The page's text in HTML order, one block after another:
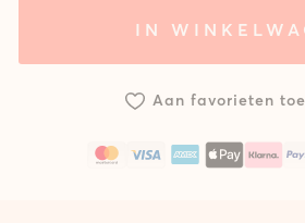
gepolsterde
mat
IN
Aan favorieten